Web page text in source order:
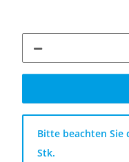
x
Bitte beachten Sie
Stk.